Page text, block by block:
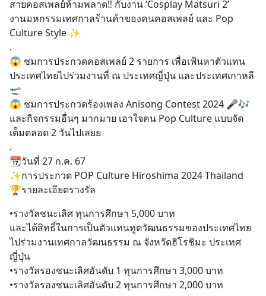
สายคอสเพลย์ห้ามพลาด‼️ กับงาน ‘Cosplay Matsuri 2’
งานมหกรรมเทศกาลร้านค้าของคนคอสเพลย์ และ Pop
Culture Style ✨
.
😱 ชมการประกวดคอสเพลย์ 2 รายการ เพื่อเฟ้นหาตัวแทน
ประเทศไทยไปร่วมงานที่ ณ ประเทศญี่ปุ่น และประเทศเกาหลี
🛫
😱 ชมการประกวดร้องเพลง Anisong Contest 2024 🎤🎶
และกิจกรรมอื่นๆ มากมาย เอาใจคน Pop Culture แบบจัด
เต็มตลอด 2 วันไปเลยย
.
📆วันที่ 27 ก.ค. 67
✨การประกวด POP Culture Hiroshima 2024 Thailand
🏆รายละเอียดรางรัล
•รางวัลชนะเลิศ ทุนการศึกษา 5,000 บาท
และได้สิทธิ์ในการเป็นตัวแทนทูตวัฒนธรรมของประเทศไทย
ไปร่วมงานเทศกาลวัฒนธรรม ณ จังหวัดฮิโรชิมะ ประเทศ
ญี่ปุ่น
•รางวัลรองชนะเลิศอันดับ 1 ทุนการศึกษา 3,000 บาท
•รางวัลรองชนะเลิศอันดับ 2 ทุนการศึกษา 2,000 บาท